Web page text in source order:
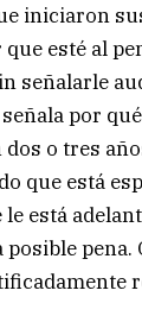
iniciaron
esté al
señalarle
por
o tres
que está
está
pena.